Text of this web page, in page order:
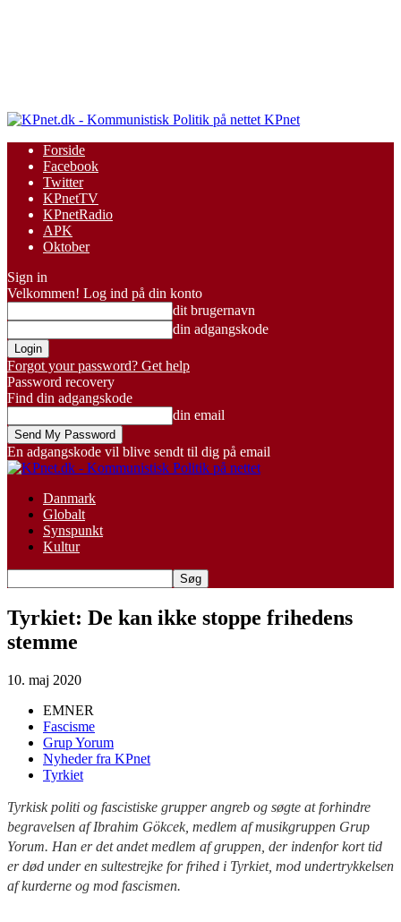
KPnet
Forside
Facebook
Twitter
KPnetTV
KPnetRadio
APK
Oktober
Sign in
Velkommen! Log ind på din konto
dit brugernavn
din adgangskode
Forgot your password? Get help
Password recovery
Find din adgangskode
din email
En adgangskode vil blive sendt til dig på email
Danmark
Globalt
Synspunkt
Kultur
Tyrkiet: De kan ikke stoppe frihedens
stemme
10. maj 2020
EMNER
Fascisme
Grup Yorum
Nyheder fra KPnet
Tyrkiet
Tyrkisk politi og fascistiske grupper angreb og søgte at forhindre
begravelsen af Ibrahim Gökcek, medlem af musikgruppen Grup
Yorum. Han er det andet medlem af gruppen, der indenfor kort tid
er død under en sultestrejke for frihed i Tyrkiet, mod undertrykkelsen
af kurderne og mod fascismen.